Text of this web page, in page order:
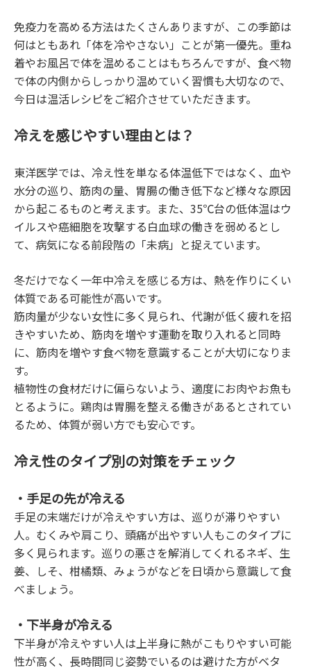
免疫力を高める方法はたくさんありますが、この季節は
何はともあれ「体を冷やさない」ことが第一優先。重ね
着やお風呂で体を温めることはもちろんですが、食べ物
で体の内側からしっかり温めていく習慣も大切なので、
今日は温活レシピをご紹介させていただきます。
冷えを感じやすい理由とは？
東洋医学では、冷え性を単なる体温低下ではなく、血や
水分の巡り、筋肉の量、胃腸の働き低下など様々な原因
から起こるものと考えます。また、35℃台の低体温はウ
イルスや癌細胞を攻撃する白血球の働きを弱めるとし
て、病気になる前段階の「未病」と捉えています。
冬だけでなく一年中冷えを感じる方は、熱を作りにくい
体質である可能性が高いです。
筋肉量が少ない女性に多く見られ、代謝が低く疲れを招
きやすいため、筋肉を増やす運動を取り入れると同時
に、筋肉を増やす食べ物を意識することが大切になりま
す。
植物性の食材だけに偏らないよう、適度にお肉やお魚も
とるように。鶏肉は胃腸を整える働きがあるとされてい
るため、体質が弱い方でも安心です。
冷え性のタイプ別の対策をチェック
・手足の先が冷える
手足の末端だけが冷えやすい方は、巡りが滞りやすい
人。むくみや肩こり、頭痛が出やすい人もこのタイプに
多く見られます。巡りの悪さを解消してくれるネギ、生
姜、しそ、柑橘類、みょうがなどを日頃から意識して食
べましょう。
・下半身が冷える
下半身が冷えやすい人は上半身に熱がこもりやすい可能
性が高く、長時間同じ姿勢でいるのは避けた方がベタ